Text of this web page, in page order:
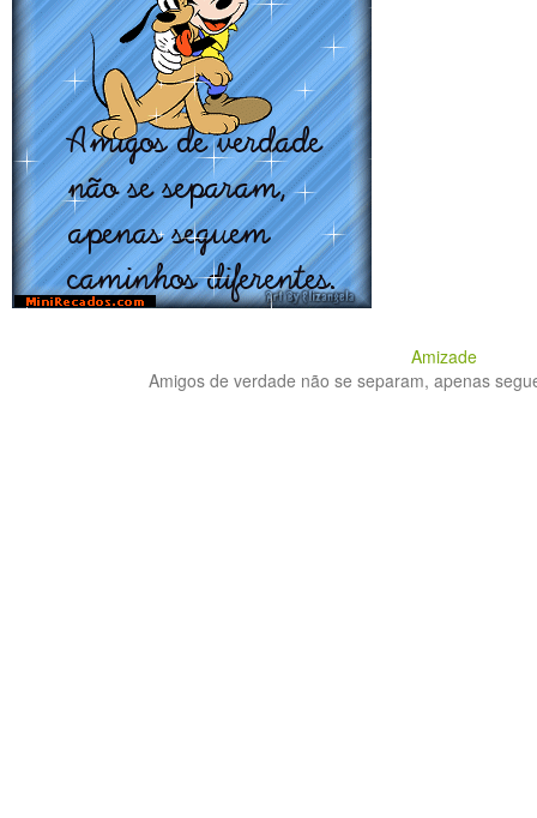
Amizade
Amigos de verdade não se separam, apenas